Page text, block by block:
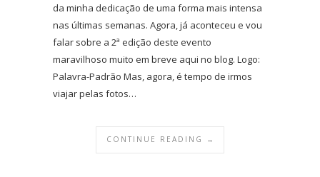
da minha dedicação de uma forma mais intensa
nas últimas semanas. Agora, já aconteceu e vou
falar sobre a 2ª edição deste evento
maravilhoso muito em breve aqui no blog. Logo:
Palavra-Padrão Mas, agora, é tempo de irmos
viajar pelas fotos…
CONTINUE READING →